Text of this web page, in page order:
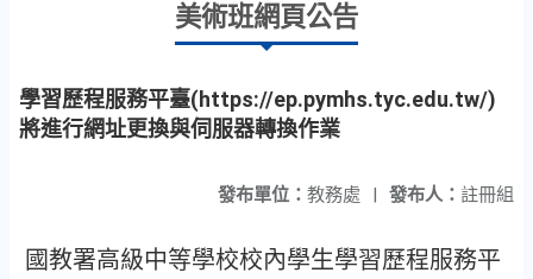
美術班網頁公告
學習歷程服務平臺(https://ep.pymhs.tyc.edu.tw/)
將進行網址更換與伺服器轉換作業
發布人： 註冊組
發布單位： 教務處 |
國教署高級中等學校校內學生學習歷程服務平